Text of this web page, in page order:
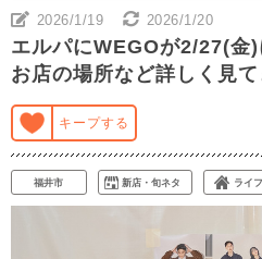
2026/1/19 2026/1/20
エルパにWEGOが2/27(金)
お店の場所など詳しく見て
キープする
福井市 新店・旬ネタ ライフ